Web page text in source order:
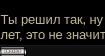
Quote
Если ты укажешь
не буду брать с
Ты решил так,
лет, это не